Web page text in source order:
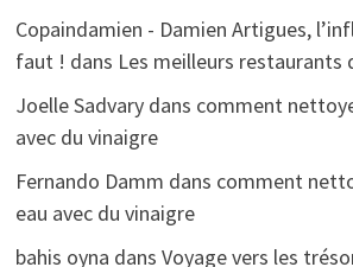
Copaindamien - Damien Artigues,
faut ! dans Les meilleurs restaurants
Joelle Sadvarydans comment
avec du vinaigre
Fernando Damm dans comment
eau avec du vinaigre
bahis oyna dans Voyage vers les